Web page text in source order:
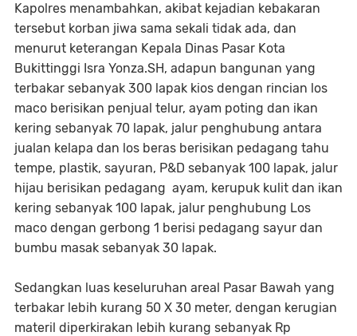
Kapolres menambahkan, akibat kejadian kebakaran
tersebut korban jiwa sama sekali tidak ada, dan
menurut keterangan Kepala Dinas Pasar Kota
Bukittinggi Isra Yonza.SH, adapun bangunan yang
terbakar sebanyak 300 lapak kios dengan rincian los
maco berisikan penjual telur, ayam poting dan ikan
kering sebanyak 70 lapak, jalur penghubung antara
jualan kelapa dan los beras berisikan pedagang tahu
tempe, plastik, sayuran, P&D sebanyak 100 lapak, jalur
hijau berisikan pedagang ayam, kerupuk kulit dan ikan
kering sebanyak 100 lapak, jalur penghubung Los
maco dengan gerbong 1 berisi pedagang sayur dan
bumbu masak sebanyak 30 lapak.
Sedangkan luas keseluruhan areal Pasar Bawah yang
terbakar lebih kurang 50 X 30 meter, dengan kerugian
materil diperkirakan lebih kurang sebanyak Rp